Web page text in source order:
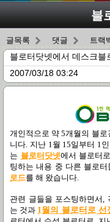
글목록 댓글 트랙
블로터닷넷에서 데스크블
2007/03/18 03:24
개인적으로 약 5개월의 블
니다. 지난 1월 15일부터 1
는 블로터닷넷에서 블로터
팅하는 내용 중 다른 블로
로드를 해 왔습니다.
관련 글들을 포스팅하면서,
는 것과 1월의 블로터로 선